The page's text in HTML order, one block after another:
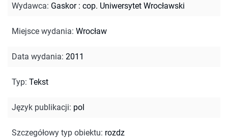
Wydawca: Gaskor : cop. Uniwersytet Wrocławski
Miejsce wydania: Wrocław
Data wydania: 2011
Typ: Tekst
Język publikacji: pol
Szczegółowy typ obiektu: rozdz